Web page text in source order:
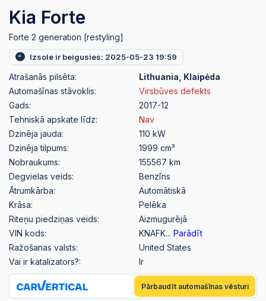
Kia Forte
Forte 2 generation [restyling]
Izsole ir beigusies: 2025-05-23 19:59
Atrašanās pilsēta:
Lithuania, Klaipėda
Automašīnas stāvoklis:
Virsbūves defekts
Gads:
2017-12
Tehniskā apskate līdz:
Nav
Dzinēja jauda:
110 kW
Dzinēja tilpums:
1999 cm³
Nobraukums:
155567 km
Degvielas veids:
Benzīns
Ātrumkārba:
Automātiskā
Krāsa:
Pelēka
Riteņu piedziņas veids:
Aizmugurējā
VIN kods:
KNAFK... Parādīt
Ražošanas valsts:
United States
Vai ir katalizators?:
Ir
Pārbaudīt automašīnas vēsturi